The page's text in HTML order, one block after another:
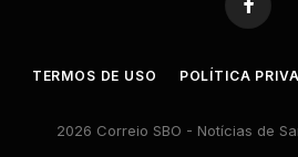
TERMOS DE USO POLÍTICA
2026 Correio SBO - Notícias de